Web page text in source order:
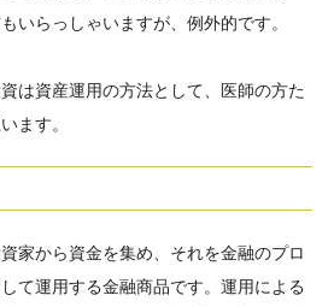
いらっしゃいますが、例外的です。
は資産運用の方法として、医師の方た
ます。
家から資金を集め、それを金融のプロ
て運用する金融商品です。運用による